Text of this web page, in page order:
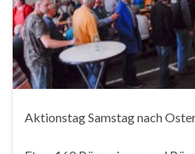
Aktionstag Samstag nach